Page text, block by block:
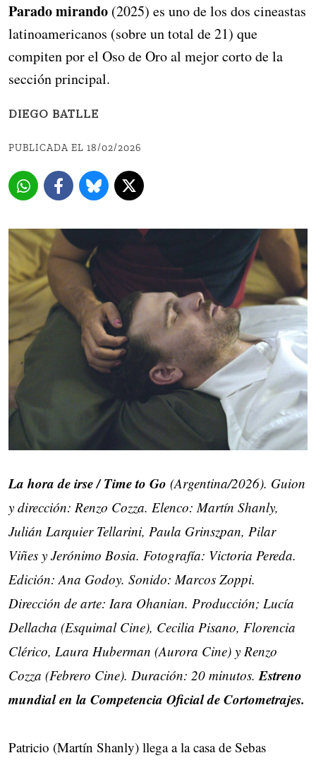
Parado mirando (2025) es uno de los dos cineastas
latinoamericanos (sobre un total de 21) que
compiten por el Oso de Oro al mejor corto de la
sección principal.
DIEGO BATLLE
PUBLICADA EL 18/02/2026
La hora de irse / Time to Go (Argentina/2026). Guion
y dirección: Renzo Cozza. Elenco: Martín Shanly,
Julián Larquier Tellarini, Paula Grinszpan, Pilar
Viñes y Jerónimo Bosia. Fotografía: Victoria Pereda.
Edición: Ana Godoy. Sonido: Marcos Zoppi.
Dirección de arte: Iara Ohanian. Producción; Lucía
Dellacha (Esquimal Cine), Cecilia Pisano, Florencia
Clérico, Laura Huberman (Aurora Cine) y Renzo
Cozza (Febrero Cine). Duración: 20 minutos.Estreno
mundial en la Competencia Oficial de Cortometrajes.
Patricio (Martín Shanly) llega a la casa de Sebas